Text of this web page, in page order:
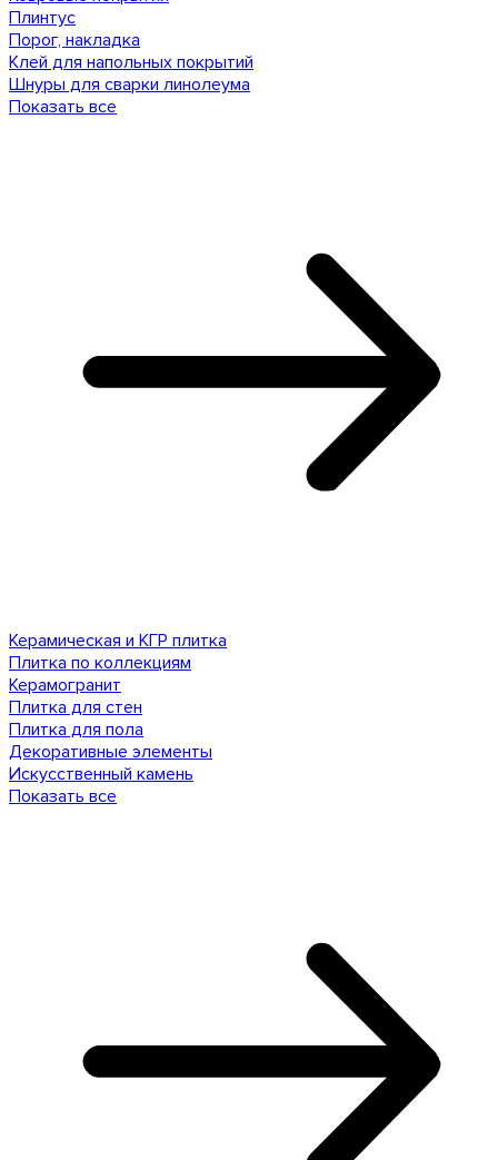
Плинтус
Порог, накладка
Клей для напольных покрытий
Шнуры для сварки линолеума
Показать все
Керамическая и КГР плитка
Плитка по коллекциям
Керамогранит
Плитка для стен
Плитка для пола
Декоративные элементы
Искусственный камень
Показать все